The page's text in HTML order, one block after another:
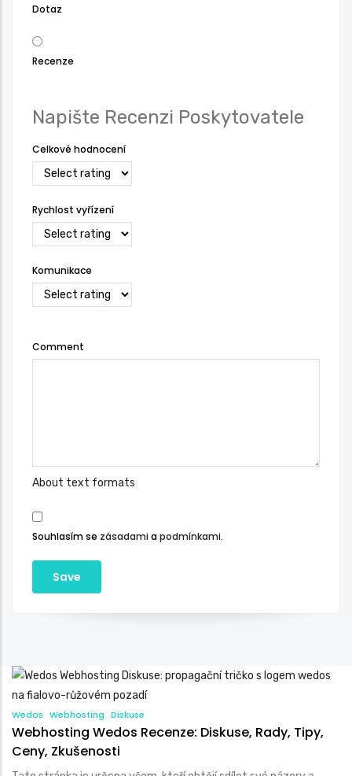
Dotaz
Recenze
Napište Recenzi Poskytovatele
Celkové hodnocení
Rychlost vyřízení
Komunikace
Comment
About text formats
Souhlasím se zásadamiapodmínkami.
Wedos Webhosting Diskuse
Webhosting Wedos Recenze: Diskuse, Rady, Tipy,
Ceny, Zkušenosti